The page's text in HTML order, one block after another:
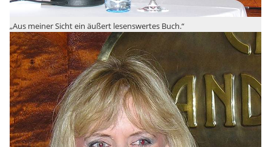
„Aus meiner Sicht ein äußert lesenswertes Buch.“